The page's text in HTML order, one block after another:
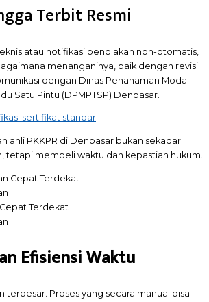
Terbit Resmi
atau notifikasi penolakan non-otomatis,
menanganinya, baik dengan revisi
dengan Dinas Penanaman Modal
Satu Pintu (DPMPTSP) Denpasar.
sertifikat standar
ahli PKKPR di Denpasar bukan sekadar
tetapi membeli waktu dan kepastian hukum.
Terdekat
Efisiensi Waktu
terbesar. Proses yang secara manual bisa